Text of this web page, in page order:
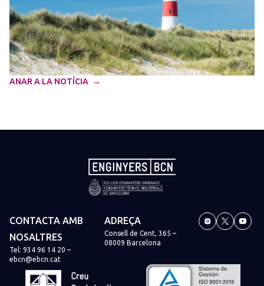
ANAR A LA NOTÍCIA
CONTACTA AMB
NOSALTRES
Tel: 934 96 14 20 –
ebcn@ebcn.cat
ADREÇA
Consell de Cent, 365 –
08009 Barcelona